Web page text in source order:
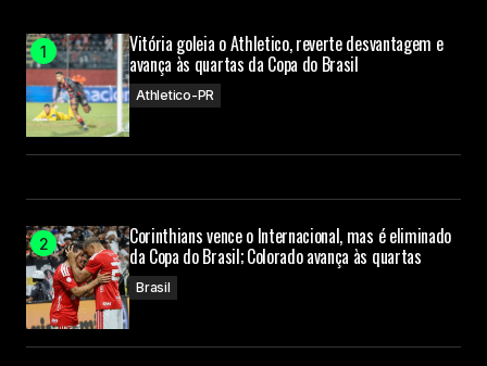
Vitória goleia o Athletico, reverte desvantagem e
avança às quartas da Copa do Brasil
Athletico-PR
Corinthians vence o Internacional, mas é eliminado
da Copa do Brasil; Colorado avança às quartas
Brasil